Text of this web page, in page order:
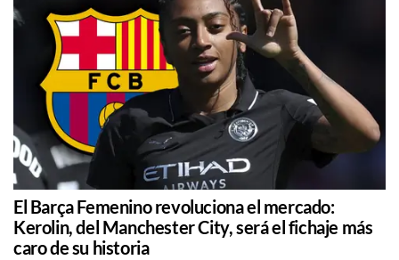
El Barça Femenino revoluciona el mercado:
Kerolin, del Manchester City, será el fichaje más
caro de su historia